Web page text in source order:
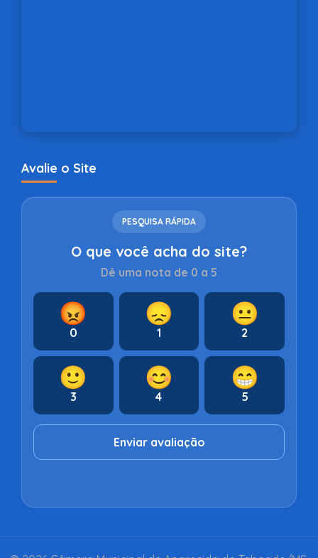
Avalie o Site
PESQUISA RÁPIDA
O que você acha do site?
Dê uma nota de 0 a 5
😡
0
😞
1
😐
2
🙂
3
😊
4
😁
5
Enviar avaliação